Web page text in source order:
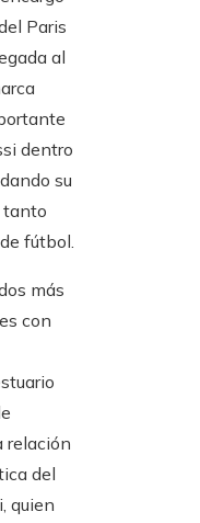
Paris
al
dentro
su
tanto
fútbol.
más
con
relación
del
quien